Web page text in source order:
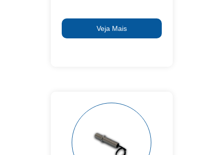
Veja Mais